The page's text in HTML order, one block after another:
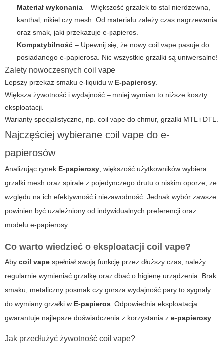
Materiał wykonania – Większość grzałek to stal nierdzewna,
kanthal, nikiel czy mesh. Od materiału zależy czas nagrzewania
oraz smak, jaki przekazuje e-papieros.
Kompatybilność – Upewnij się, że nowy coil vape pasuje do
posiadanego e-papierosa. Nie wszystkie grzałki są uniwersalne!
Zalety nowoczesnych coil vape
Lepszy przekaz smaku e-liquidu w E-papierosy.
Większa żywotność i wydajność – mniej wymian to niższe koszty
eksploatacji.
Warianty specjalistyczne, np. coil vape do chmur, grzałki MTL i DTL.
Najczęściej wybierane coil vape do e-
papierosów
Analizując rynek E-papierosy, większość użytkowników wybiera
grzałki mesh oraz spirale z pojedynczego drutu o niskim oporze, ze
względu na ich efektywność i niezawodność. Jednak wybór zawsze
powinien być uzależniony od indywidualnych preferencji oraz
modelu e-papierosy.
Co warto wiedzieć o eksploatacji coil vape?
Aby coil vape spełniał swoją funkcję przez dłuższy czas, należy
regularnie wymieniać grzałkę oraz dbać o higienę urządzenia. Brak
smaku, metaliczny posmak czy gorsza wydajność pary to sygnały
do wymiany grzałki w E-papieros. Odpowiednia eksploatacja
gwarantuje najlepsze doświadczenia z korzystania z e-papierosy.
Jak przedłużyć żywotność coil vape?